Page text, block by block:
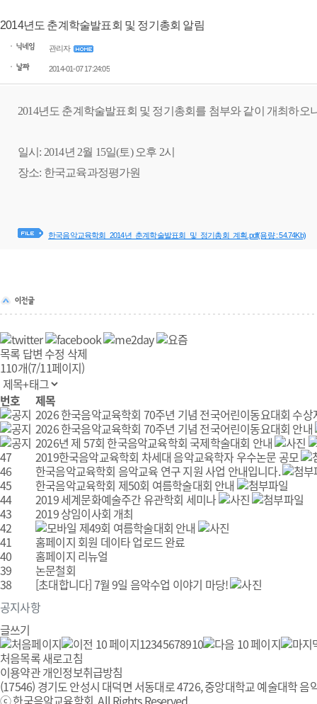
2014년도 춘계학술발표회 및 정기총회 알림
관리자
2014-01-07 17:24:05
2014년도 춘계학술발표회 및 정기총회를 첨부와 같이 개최하오
일시: 2014년 2월 15일(토) 오후 2시
장소: 한국교육과정평가원
한국음악교육학회_2014년_춘계학술발표회_및_정기총회_계획.pdf(용량 : 54.74Kb)
목록 답변 수정 삭제
110개(7/11페이지)
공지사항
번호
제목
2026 한국음악교육학회 70주년 기념 전국어린이동요대회 수상
2026 한국음악교육학회 70주년 기념 전국어린이동요대회 안내
2026년 제 57회 한국음악교육학회 국제학술대회 안내
47
2019한국음악교육학회 차세대 음악교육학자 우수논문 공모
46
한국음악교육학회 음악교육 연구 지원 사업 안내입니다.
45
한국음악교육학회 제50회 여름학술대회 안내
44
2019 세계문화예술주간 유관학회 세미나
43
2019 상임이사회 개최
42
제49회 여름학술대회 안내
41
홈페이지 회원 데이타 업로드 완료
40
홈페이지 리뉴얼
39
논문철회
38
[초대합니다] 7월 9일 음악수업 이야기 마당!
글쓰기
12345678910
처음목록새로고침
이용약관개인정보취급방침
(17546) 경기도 안성시 대덕면 서동대로 4726, 중앙대학교 예술대학 음
ⓒ 한국음악교육학회. All Rights Reserved.